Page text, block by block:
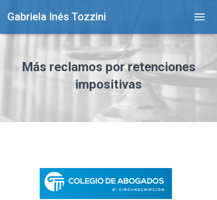
Gabriela Inés Tozzini
O
A
Más reclamos por retenciones
impositivas